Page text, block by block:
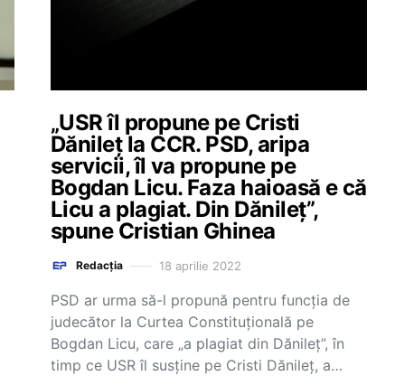
„USR îl propune pe Cristi
Dănileţ la CCR. PSD, aripa
servicii, îl va propune pe
Bogdan Licu. Faza haioasă e că
Licu a plagiat. Din Dănileţ”,
spune Cristian Ghinea
Redacția 18 aprilie 2022
PSD ar urma să-l propună pentru funcţia de
judecător la Curtea Constituţională pe
Bogdan Licu, care „a plagiat din Dănileț”, în
timp ce USR îl susţine pe Cristi Dănileţ, a…